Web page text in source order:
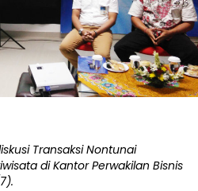
Transaksi Nontunai
di Kantor Perwakilan Bisnis